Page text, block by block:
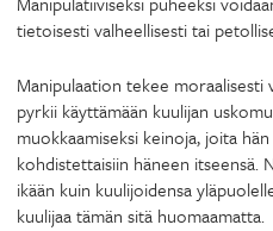
tietoisesti valheellisesti tai
Manipulaation tekee moraalisesti
pyrkii käyttämään kuulijan
muokkaamiseksi keinoja, joita
kohdistettaisiin häneen itseensä.
ikään kuin kuulijoidensa
kuulijaa tämän sitä huomaamatta.